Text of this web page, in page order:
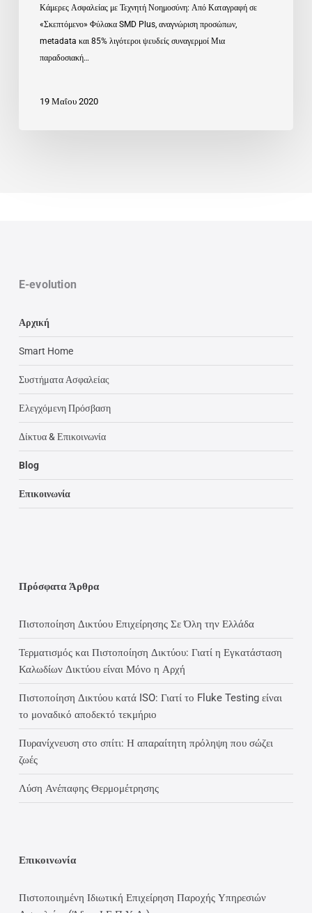
Κάμερες Ασφαλείας με Τεχνητή Νοημοσύνη: Από Καταγραφή σε
«Σκεπτόμενο» Φύλακα SMD Plus, αναγνώριση προσώπων,
metadata και 85% λιγότεροι ψευδείς συναγερμοί Μια
παραδοσιακή…
19 Μαΐου 2020
E-evolution
Αρχική
Smart Home
Συστήματα Ασφαλείας
Ελεγχόμενη Πρόσβαση
Δίκτυα & Επικοινωνία
Blog
Επικοινωνία
Πρόσφατα Άρθρα
Πιστοποίηση Δικτύου Επιχείρησης Σε Όλη την Ελλάδα
Τερματισμός και Πιστοποίηση Δικτύου: Γιατί η Εγκατάσταση
Καλωδίων Δικτύου είναι Μόνο η Αρχή
Πιστοποίηση Δικτύου κατά ISO: Γιατί το Fluke Testing είναι
το μοναδικό αποδεκτό τεκμήριο
Πυρανίχνευση στο σπίτι: Η απαραίτητη πρόληψη που σώζει
ζωές
Λύση Ανέπαφης Θερμομέτρησης
Επικοινωνία
Πιστοποιημένη Ιδιωτική Επιχείρηση Παροχής Υπηρεσιών